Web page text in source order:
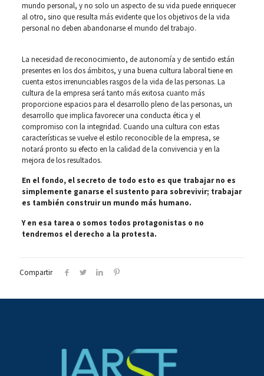
mundo personal, y no solo un aspecto de su vida puede enriquecer
al otro, sino que resulta más evidente que los objetivos de la vida
personal no deben abandonarse el mundo del trabajo.
La necesidad de reconocimiento, de autonomía y de sentido están
presentes en los dos ámbitos, y una buena cultura laboral tiene en
cuenta estos irrenunciables rasgos de la vida de las personas. La
cultura de la empresa será tanto más exitosa cuanto más
proporcione espacios para el desarrollo pleno de las personas, un
desarrollo que implica favorecer una conducta ética y el
compromiso con la integridad. Cuando una cultura con estas
características se vuelve el estilo reconocible de la empresa, se
notará pronto su efecto en la calidad de la convivencia y en la
mejora de los resultados.
En el fondo, el secreto de todo esto es que trabajar no es
simplemente ganarse el sustento para sobrevivir; trabajar
es también construir un mundo más humano.
Y en esa tarea o somos todos protagonistas o no
tendremos el derecho a la protesta.
Compartir